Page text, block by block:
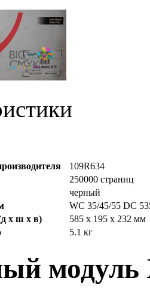
109R634
250000 страниц
черный
WC 35/45/55 DC
х ш х в)
585 x 195 x 232 мм
5.1 кг
модуль